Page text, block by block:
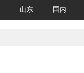
山东 国内